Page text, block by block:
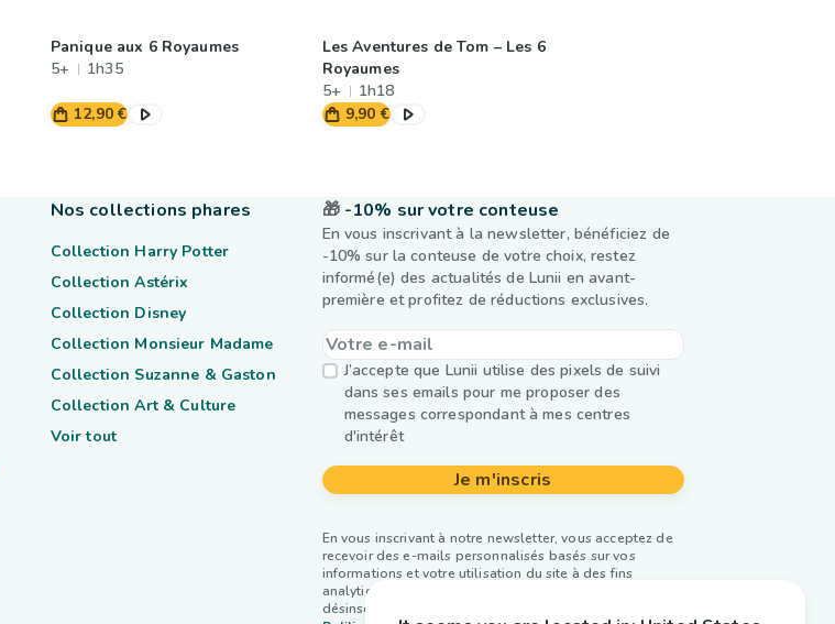
Panique aux 6 Royaumes
5+
1h35
12,90 €
Les Aventures de Tom – Les 6
Royaumes
5+
1h18
9,90 €
🎁 -10% sur votre conteuse
En vous inscrivant à la newsletter, bénéficiez de
-10% sur la conteuse de votre choix, restez
informé(e) des actualités de Lunii en avant-
première et profitez de réductions exclusives.
J’accepte que Lunii utilise des pixels de suivi
dans ses emails pour me proposer des
messages correspondant à mes centres
d'intérêt
Je m'inscris
En vous inscrivant à notre newsletter, vous acceptez de
recevoir des e-mails personnalisés basés sur vos
informations et votre utilisation du site à des fins
analytiques et publicitaires. Vous pouvez vous
désinscrire à tout moment. Plus d’infos dans notre
Nos collections phares
Collection Harry Potter
Collection Astérix
Collection Disney
Collection Monsieur Madame
Collection Suzanne & Gaston
Collection Art & Culture
Voir tout